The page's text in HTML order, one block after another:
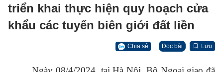
triển khai thực hiện quy hoạch cửa
khẩu các tuyến biên giới đất liền
Chia sẻ Đọc bài Lưu